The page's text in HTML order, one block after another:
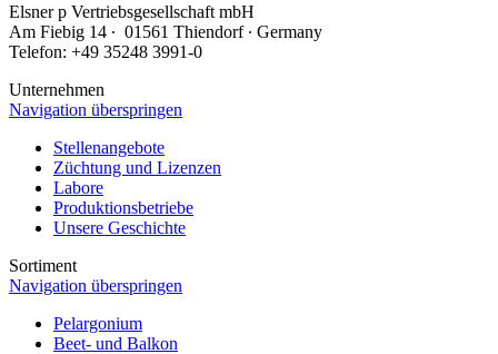
Elsnerp Vertriebsgesellschaft mbH
Am Fiebig 14 ∙ 01561 Thiendorf ∙ Germany
Telefon: +49 35248 3991-0
Unternehmen
Navigation überspringen
Stellenangebote
Züchtung und Lizenzen
Labore
Produktionsbetriebe
Unsere Geschichte
Sortiment
Navigation überspringen
Pelargonium
Beet- und Balkon